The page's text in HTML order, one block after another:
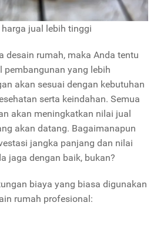
jual lebih tinggi
desain rumah, maka Anda tentu
pembangunan yang lebih
akan sesuai dengan kebutuhan
serta keindahan. Semua
akan meningkatkan nilai jual
akan datang. Bagaimanapun
jangka panjang dan nilai
jaga dengan baik, bukan?
biaya yang biasa digunakan
rumah profesional: